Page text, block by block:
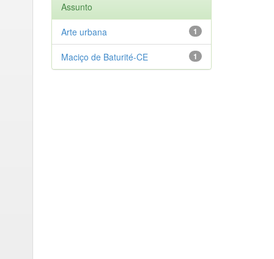
Assunto
1
Arte urbana
1
Maciço de Baturité-CE